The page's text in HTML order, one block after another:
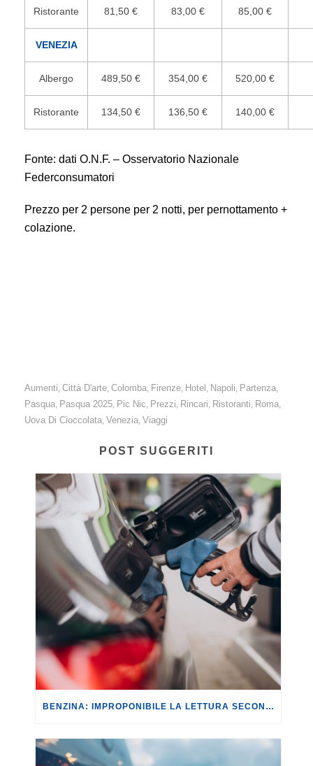
Ristorante 81,50 € 83,00 € 85,00 €
VENEZIA
Albergo 489,50 € 354,00 € 520,00 €
Ristorante 134,50 € 136,50 € 140,00 €
Fonte: dati O.N.F. – Osservatorio Nazionale
Federconsumatori
Prezzo per 2 persone per 2 notti, per pernottamento +
colazione.
Aumenti, Città D'arte, Colomba, Firenze, Hotel , Napoli, Partenza,
Pasqua, Pasqua 2025, Pic Nic, Prezzi, Rincari, Ristoranti, Roma,
Uova Di Cioccolata, Venezia, Viaggi
POST SUGGERITI
BENZINA: IMPROPONIBILE LA LETTURA SECONDO CUI PROROGARE IL TAGLIO DELLE ACCISE SIGNIFICA TASSARE TUTTI I CITTADINI.